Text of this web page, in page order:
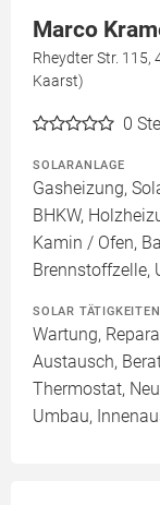
Marco
Rheydter Str.
Kaarst)
0
SOLARANLAGE
Gasheizung,
BHKW,
Kamin / Ofen,
Brennstoffzelle,
SOLAR TÄTIGKEITEN
Wartung,
Austausch,
Thermostat,
Umbau,